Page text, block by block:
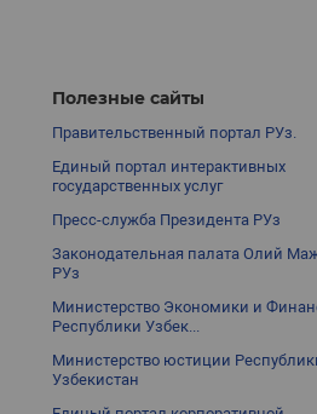
Полезные сайты
Правительственный портал РУз.
Единый портал интерактивных
государственных услуг
Пресс-служба Президента РУз
Законодательная палата Олий
РУз
Министерство Экономики и
Республики Узбек...
Министерство юстиции
Узбекистан